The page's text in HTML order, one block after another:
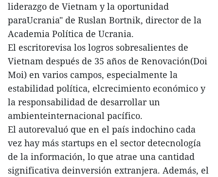
liderazgo de Vietnam y la oportunidad
paraUcrania" de Ruslan Bortnik, director de la
Academia Política de Ucrania.
El escritorevisa los logros sobresalientes de
Vietnam después de 35 años de Renovación(Doi
Moi) en varios campos, especialmente la
estabilidad política, elcrecimiento económico y
la responsabilidad de desarrollar un
ambienteinternacional pacífico.
El autorevaluó que en el país indochino cada
vez hay más startups en el sector detecnología
de la información, lo que atrae una cantidad
significativa deinversión extranjera. Además, el